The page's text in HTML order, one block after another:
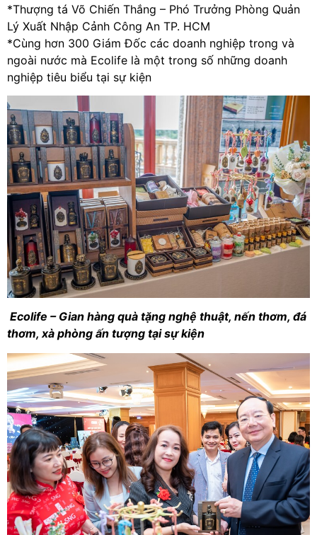
*Thượng tá Võ Chiến Thắng – Phó Trưởng Phòng Quản
Lý Xuất Nhập Cảnh Công An TP. HCM
*Cùng hơn 300 Giám Đốc các doanh nghiệp trong và
ngoài nước mà Ecolife là một trong số những doanh
nghiệp tiêu biểu tại sự kiện
Ecolife – Gian hàng quà tặng nghệ thuật, nến thơm, đá
thơm, xà phòng ấn tượng tại sự kiện